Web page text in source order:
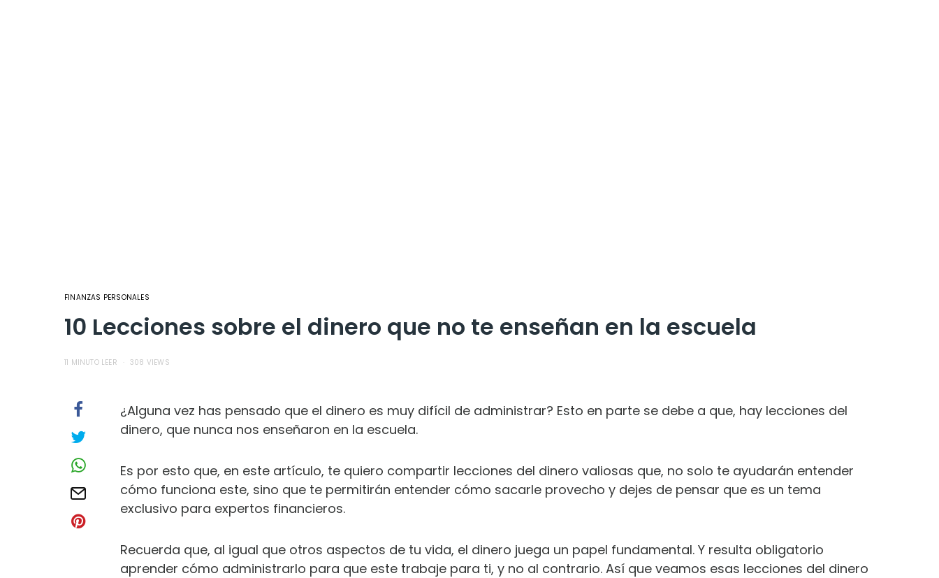
FINANZAS PERSONALES
10 Lecciones sobre el dinero que no te enseñan en la escuela
11 MINUTO LEER 308 VIEWS
¿Alguna vez has pensado que el dinero es muy difícil de administrar? Esto en parte se debe a que, hay lecciones del
dinero, que nunca nos enseñaron en la escuela.
Es por esto que, en este artículo, te quiero compartir lecciones del dinero valiosas que, no solo te ayudarán entender
cómo funciona este, sino que te permitirán entender cómo sacarle provecho y dejes de pensar que es un tema
exclusivo para expertos financieros.
Recuerda que, al igual que otros aspectos de tu vida, el dinero juega un papel fundamental. Y resulta obligatorio
aprender cómo administrarlo para que este trabaje para ti, y no al contrario. Así que veamos esas lecciones del dinero